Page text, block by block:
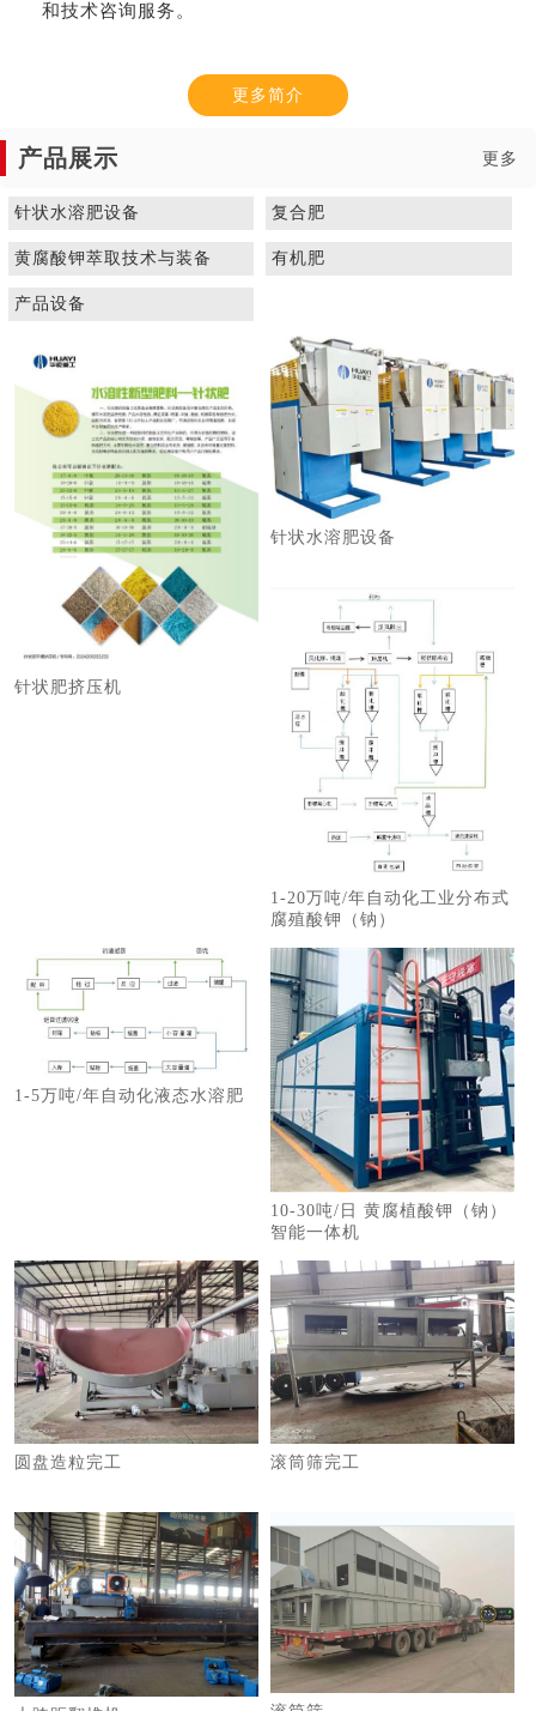
和技术咨询服务。
更多简介
产品展示 更多
针状水溶肥设备 复合肥
黄腐酸钾萃取技术与装备 有机肥
产品设备
针状肥挤压机
针状水溶肥设备
1-20万吨/年自动化工业分布式
腐殖酸钾（钠）
1-5万吨/年自动化液态水溶肥
10-30吨/日 黄腐植酸钾（钠）
智能一体机
圆盘造粒完工 滚筒筛完工